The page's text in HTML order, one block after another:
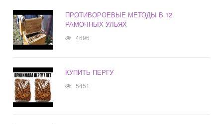
ПРОТИВОРОЕВЫЕ МЕТОДЫ В 12
РАМОЧНЫХ УЛЬЯХ
4696
КУПИТЬ ПЕРГУ
5451